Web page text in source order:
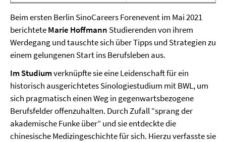
Beim ersten Berlin SinoCareers Forenevent im Mai 2021
berichteteMarie Hoffmann Studierenden von ihrem
Werdegang und tauschte sich über Tipps und Strategien zu
einem gelungenen Start ins Berufsleben aus.
Im Studiumverknüpfte sie eine Leidenschaft für ein
historisch ausgerichtetes Sinologiestudium mit BWL, um
sich pragmatisch einen Weg in gegenwartsbezogene
Berufsfelder offenzuhalten. Durch Zufall “sprang der
akademische Funke über” und sie entdeckte die
chinesische Medizingeschichte für sich. Hierzu verfasste sie